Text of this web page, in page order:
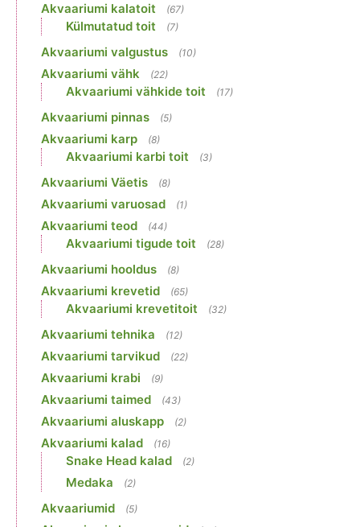
Akvaariumi kalatoit (67)
Külmutatud toit (7)
Akvaariumi valgustus (10)
Akvaariumi vähk (22)
Akvaariumi vähkide toit (17)
Akvaariumi pinnas (5)
Akvaariumi karp (8)
Akvaariumi karbi toit (3)
Akvaariumi Väetis (8)
Akvaariumi varuosad (1)
Akvaariumi teod (44)
Akvaariumi tigude toit (28)
Akvaariumi hooldus (8)
Akvaariumi krevetid (65)
Akvaariumi krevetitoit (32)
Akvaariumi tehnika (12)
Akvaariumi tarvikud (22)
Akvaariumi krabi (9)
Akvaariumi taimed (43)
Akvaariumi aluskapp (2)
Akvaariumi kalad (16)
Snake Head kalad (2)
Medaka (2)
Akvaariumid (5)